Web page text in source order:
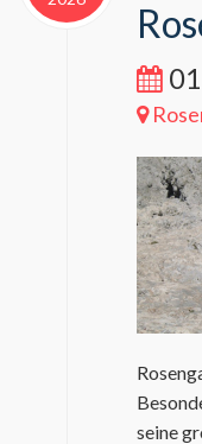
seine